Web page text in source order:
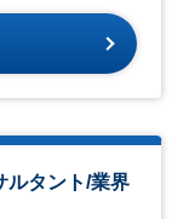
ルタント/業界